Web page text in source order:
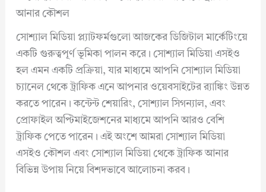
আনার কৌশল
সোশ্যাল মিডিয়া প্ল্যাটফর্মগুলো আজকের ডিজিটাল মার্কেটিংয়ে
একটি গুরুত্বপূর্ণ ভূমিকা পালন করে। সোশ্যাল মিডিয়া এসইও
হল এমন একটি প্রক্রিয়া, যার মাধ্যমে আপনি সোশ্যাল মিডিয়া
চ্যানেল থেকে ট্রাফিক এনে আপনার ওয়েবসাইটের র‍্যাঙ্কিং উন্নত
করতে পারেন। কন্টেন্ট শেয়ারিং, সোশ্যাল সিগন্যাল, এবং
প্রোফাইল অপ্টিমাইজেশনের মাধ্যমে আপনি আরও বেশি
ট্রাফিক পেতে পারেন। এই অংশে আমরা সোশ্যাল মিডিয়া
এসইও কৌশল এবং সোশ্যাল মিডিয়া থেকে ট্রাফিক আনার
বিভিন্ন উপায় নিয়ে বিশদভাবে আলোচনা করব।